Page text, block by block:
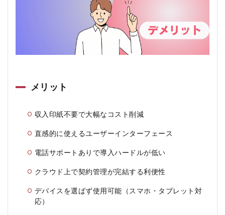
メリット
収入印紙不要で大幅なコスト削減
直感的に使えるユーザーインターフェース
電話サポートありで導入ハードルが低い
クラウド上で契約管理が完結する利便性
デバイスを選ばず使用可能（スマホ・タブレット対
応）